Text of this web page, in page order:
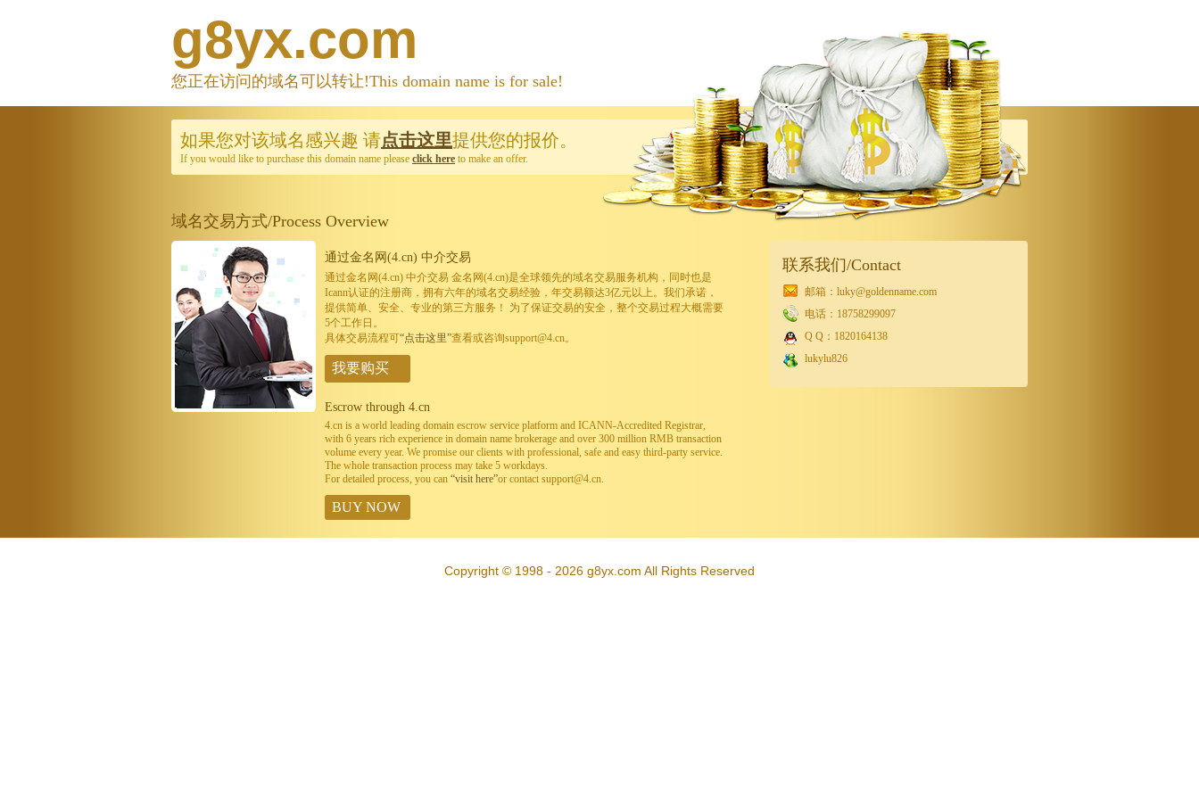
g8yx.com
您正在访问的域名可以转让!This domain name is for sale!
如果您对该域名感兴趣 请点击这里提供您的报价。
If you would like to purchase this domain name please click here to make an offer.
域名交易方式/Process Overview
通过金名网(4.cn) 中介交易
通过金名网(4.cn) 中介交易 金名网(4.cn)是全球领先的域名交易服务机构，同时也是
Icann认证的注册商，拥有六年的域名交易经验，年交易额达3亿元以上。我们承诺，
提供简单、安全、专业的第三方服务！ 为了保证交易的安全，整个交易过程大概需要
5个工作日。
具体交易流程可“点击这里”查看或咨询support@4.cn。
我要购买
Escrow through 4.cn
4.cn is a world leading domain escrow service platform and ICANN-Accredited Registrar,
with 6 years rich experience in domain name brokerage and over 300 million RMB transaction
volume every year. We promise our clients with professional, safe and easy third-party service.
The whole transaction process may take 5 workdays.
For detailed process, you can “visit here”or contact support@4.cn.
BUY NOW
联系我们/Contact
邮箱：luky@goldenname.com
电话：18758299097
Q Q：1820164138
lukylu826
Copyright © 1998 - 2026 g8yx.com All Rights Reserved